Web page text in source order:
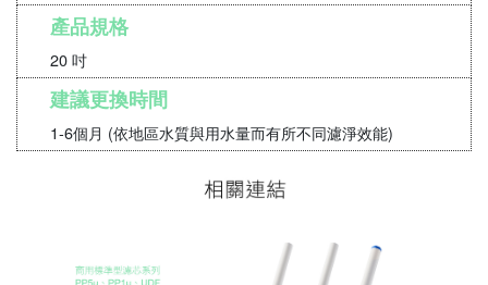
產品規格
20 吋
建議更換時間
1-6個月 (依地區水質與用水量而有所不同濾淨效能)